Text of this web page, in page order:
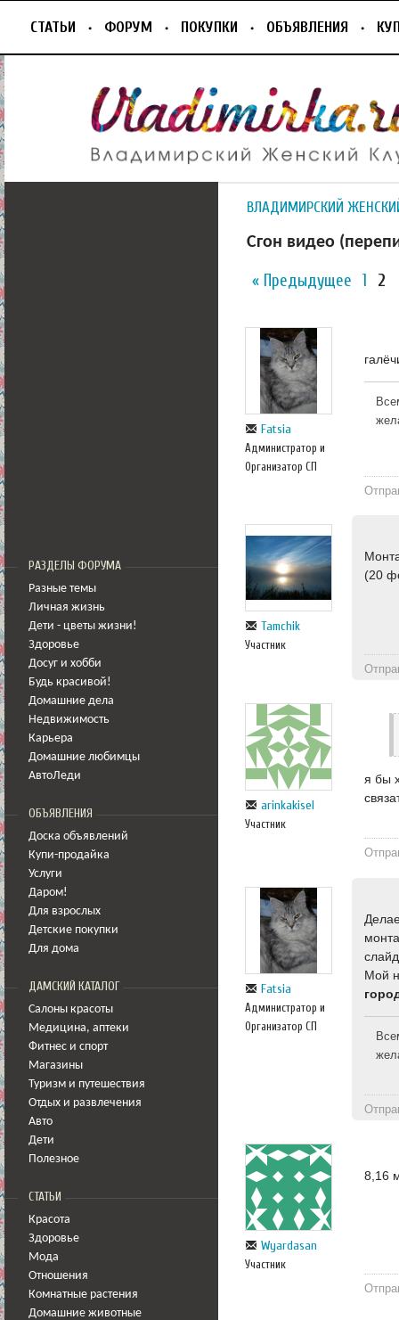
СТАТЬИ ФОРУМ ПОКУПКИ ОБЪЯВЛЕНИЯ
РАЗДЕЛЫ ФОРУМА
Разные темы
Личная жизнь
Дети - цветы жизни!
Здоровье
Досуг и хобби
Будь красивой!
Домашние дела
Недвижимость
Карьера
Домашние любимцы
АвтоЛеди
ОБЪЯВЛЕНИЯ
Доска объявлений
Купи-продайка
Услуги
Даром!
Для взрослых
Детские покупки
Для дома
ДАМСКИЙ КАТАЛОГ
Салоны красоты
Медицина, аптеки
Фитнес и спорт
Магазины
Туризм и путешествия
Отдых и развлечения
Авто
Дети
Полезное
СТАТЬИ
Красота
Здоровье
Мода
Отношения
Комнатные растения
Домашние животные
ВЛАДИМИРСКИЙ
Сгон видео
« Предыдущее 1 2
Fatsia
Администратор и
Организатор СП
Tamchik
Участник
(20
arinkakisel
Участник
я бы
Fatsia
Администратор и
Организатор СП
Мой
Wyardasan
Участник
8,16